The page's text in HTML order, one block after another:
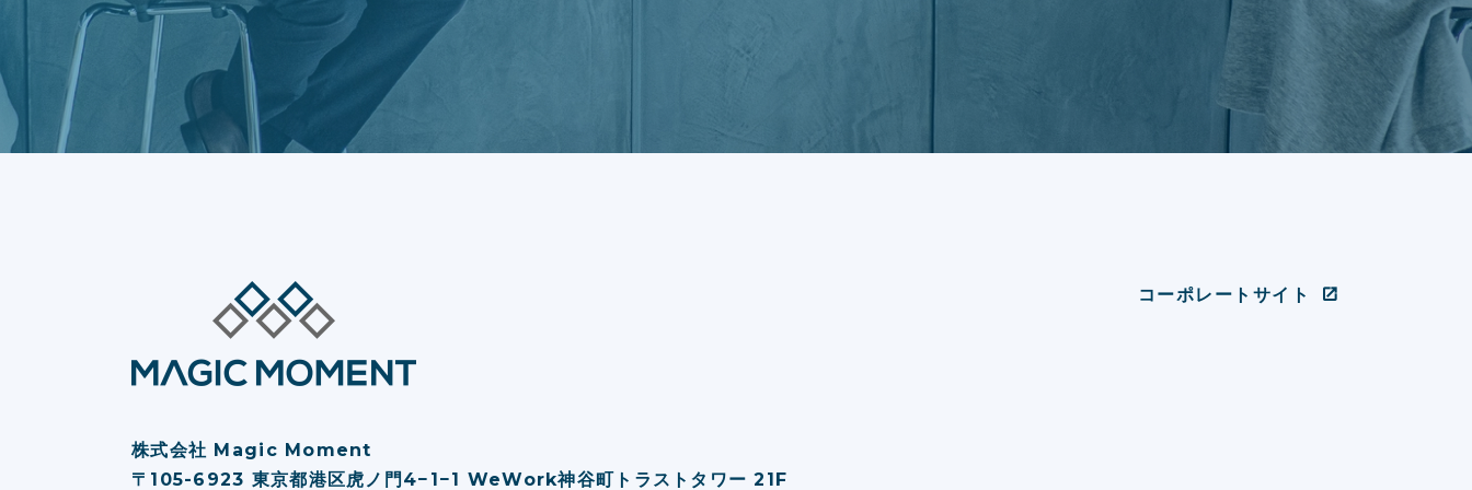
株式会社 Magic Moment
〒105-6923 東京都港区虎ノ⾨4−1−1 WeWork神⾕町トラストタワー 21F
コーポレートサイト